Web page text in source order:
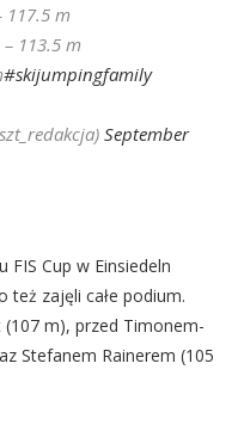
117.5 m
– 113.5 m
#skijumpingfamily
September
FIS Cup w Einsiedeln
też zajęli całe podium.
(107 m), przed Timonem-
Stefanem Rainerem (105